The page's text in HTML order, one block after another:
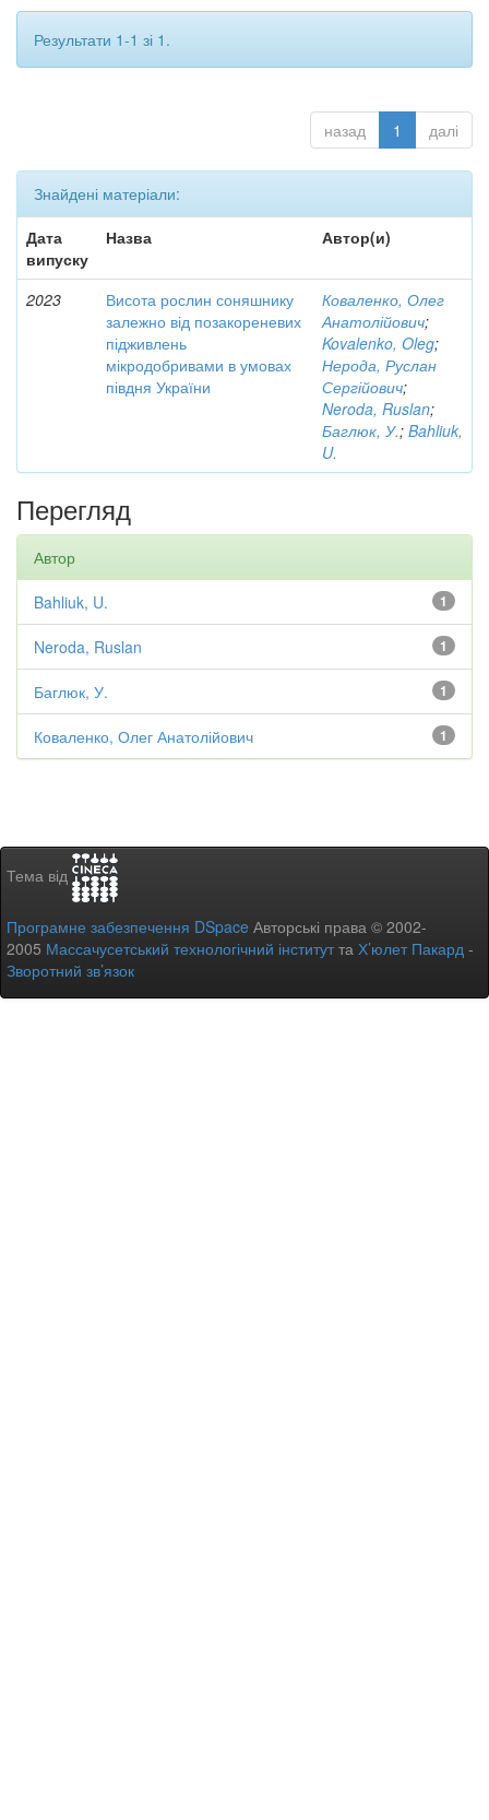
Результати 1-1 зі 1.
назад 1 далі
Знайдені матеріали:
Дата
випуску
Назва Автор(и)
2023
Висота рослин соняшнику
залежно від позакореневих
підживлень
мікродобривами в умовах
півдня України
Коваленко, Олег
Анатолійович;
Kovalenko, Oleg;
Нерода, Руслан
Сергійович;
Neroda, Ruslan;
Баглюк, У.; Bahliuk,
U.
Перегляд
Автор
1
Bahliuk, U.
1
Neroda, Ruslan
1
Баглюк, У.
1
Коваленко, Олег Анатолійович
Тема від
Програмне забезпечення DSpace Авторські права © 2002-
2005 Массачусетський технологічний інститутта Х’юлет Пакард -
Зворотний зв’язок